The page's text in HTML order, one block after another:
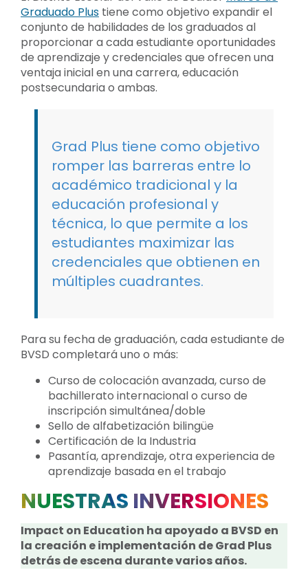
Graduado Plus tiene como objetivo expandir el
conjunto de habilidades de los graduados al
proporcionar a cada estudiante oportunidades
de aprendizaje y credenciales que ofrecen una
ventaja inicial en una carrera, educación
postsecundaria o ambas.
Grad Plus tiene como objetivo
romper las barreras entre lo
académico tradicional y la
educación profesional y
técnica, lo que permite a los
estudiantes maximizar las
credenciales que obtienen en
múltiples cuadrantes.
Para su fecha de graduación, cada estudiante de
BVSD completará uno o más:
Curso de colocación avanzada, curso de
bachillerato internacional o curso de
inscripción simultánea/doble
Sello de alfabetización bilingüe
Certificación de la Industria
Pasantía, aprendizaje, otra experiencia de
aprendizaje basada en el trabajo
NUESTRAS INVERSIONES
Impact on Education ha apoyado a BVSD en
la creación e implementación de Grad Plus
detrás de escena durante varios años.